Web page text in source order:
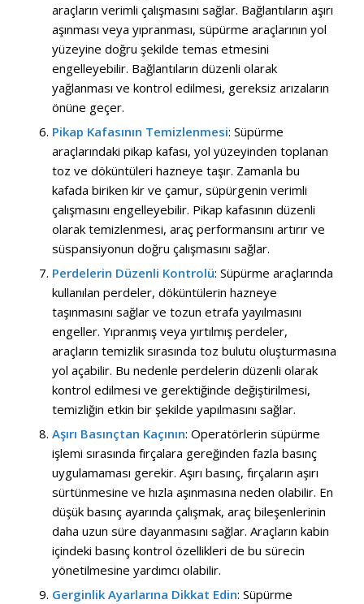
araçların verimli çalışmasını sağlar. Bağlantıların aşırı
aşınması veya yıpranması, süpürme araçlarının yol
yüzeyine doğru şekilde temas etmesini
engelleyebilir. Bağlantıların düzenli olarak
yağlanması ve kontrol edilmesi, gereksiz arızaların
önüne geçer.
Pikap Kafasının Temizlenmesi: Süpürme
araçlarındaki pikap kafası, yol yüzeyinden toplanan
toz ve döküntüleri hazneye taşır. Zamanla bu
kafada biriken kir ve çamur, süpürgenin verimli
çalışmasını engelleyebilir. Pikap kafasının düzenli
olarak temizlenmesi, araç performansını artırır ve
süspansiyonun doğru çalışmasını sağlar.
Perdelerin Düzenli Kontrolü: Süpürme araçlarında
kullanılan perdeler, döküntülerin hazneye
taşınmasını sağlar ve tozun etrafa yayılmasını
engeller. Yıpranmış veya yırtılmış perdeler,
araçların temizlik sırasında toz bulutu oluşturmasına
yol açabilir. Bu nedenle perdelerin düzenli olarak
kontrol edilmesi ve gerektiğinde değiştirilmesi,
temizliğin etkin bir şekilde yapılmasını sağlar.
Aşırı Basınçtan Kaçının: Operatörlerin süpürme
işlemi sırasında fırçalara gereğinden fazla basınç
uygulamaması gerekir. Aşırı basınç, fırçaların aşırı
sürtünmesine ve hızla aşınmasına neden olabilir. En
düşük basınç ayarında çalışmak, araç bileşenlerinin
daha uzun süre dayanmasını sağlar. Araçların kabin
içindeki basınç kontrol özellikleri de bu sürecin
yönetilmesine yardımcı olabilir.
Gerginlik Ayarlarına Dikkat Edin: Süpürme